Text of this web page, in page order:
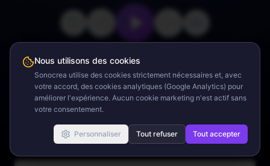
Minuteur
Sons Binauraux
Sons d'Ambiance
Nous utilisons des cookies
Sonocrea utilise des cookies strictement nécessaires et, avec
votre accord, des cookies analytiques (Google Analytics) pour
améliorer l'expérience. Aucun cookie marketing n'est actif sans
votre consentement.
Personnaliser Tout refuser Tout accepter